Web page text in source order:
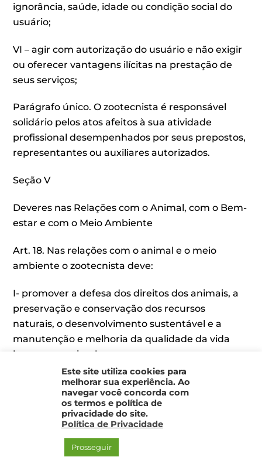
ignorância, saúde, idade ou condição social do
usuário;
VI – agir com autorização do usuário e não exigir
ou oferecer vantagens ilícitas na prestação de
seus serviços;
Parágrafo único. O zootecnista é responsável
solidário pelos atos afeitos à sua atividade
profissional desempenhados por seus prepostos,
representantes ou auxiliares autorizados.
Seção V
Deveres nas Relações com o Animal, com o Bem-
estar e com o Meio Ambiente
Art. 18. Nas relações com o animal e o meio
ambiente o zootecnista deve:
I- promover a defesa dos direitos dos animais, a
preservação e conservação dos recursos
naturais, o desenvolvimento sustentável e a
manutenção e melhoria da qualidade da vida
humana e animal;
II – agir de forma a respeitar e promover o bem-
estar dos animais, respeitando as necessidades
fisiológicas, etológicas e ecológicas, não
atentando contra suas funções vitais e
impedindo que outros o façam, salvo quando
destinados ao abate nos termos legais;
Este site utiliza cookies para
melhorar sua experiência. Ao
navegar você concorda com
os termos e política de
privacidade do site.
Política de Privacidade
Prosseguir